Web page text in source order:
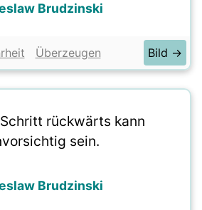
Brudzinski
Überzeugen Bild →
rückwärts kann
sein.
Brudzinski